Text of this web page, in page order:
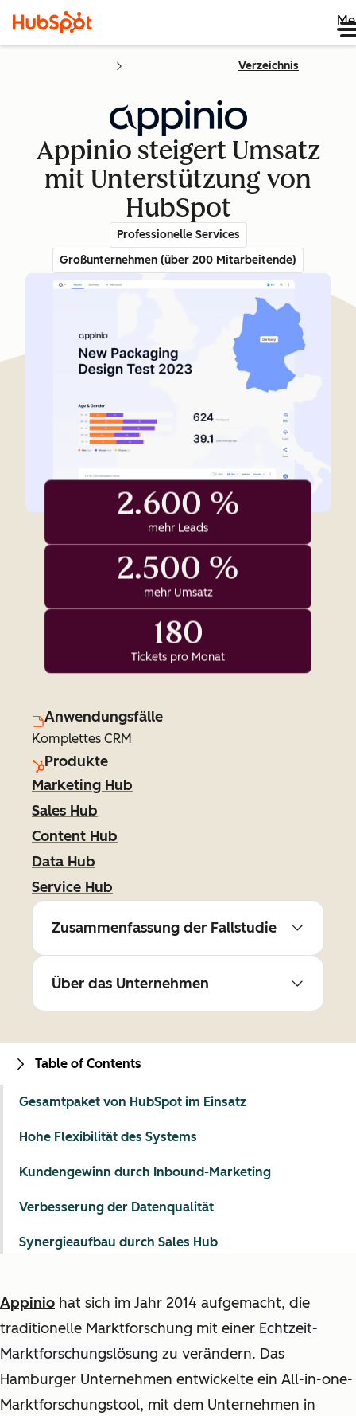
Verzeichnis
Appinio steigert Umsatz
mit Unterstützung von
HubSpot
Professionelle Services
Großunternehmen (über 200 Mitarbeitende)
2.600 %
mehr Leads
2.500 %
mehr Umsatz
180
Tickets pro Monat
Anwendungsfälle
Komplettes CRM
Produkte
Marketing Hub
Sales Hub
Content Hub
Data Hub
Service Hub
Zusammenfassung der Fallstudie
Über das Unternehmen
Appinio hat sich im Jahr 2014 aufgemacht, die
traditionelle Marktforschung mit einer Echtzeit-
Marktforschungslösung zu verändern. Das
Hamburger Unternehmen entwickelte ein All-in-one-
Marktforschungstool, mit dem Unternehmen in
Table of Contents
Gesamtpaket von HubSpot im Einsatz
Hohe Flexibilität des Systems
Kundengewinn durch Inbound-Marketing
Verbesserung der Datenqualität
Synergieaufbau durch Sales Hub